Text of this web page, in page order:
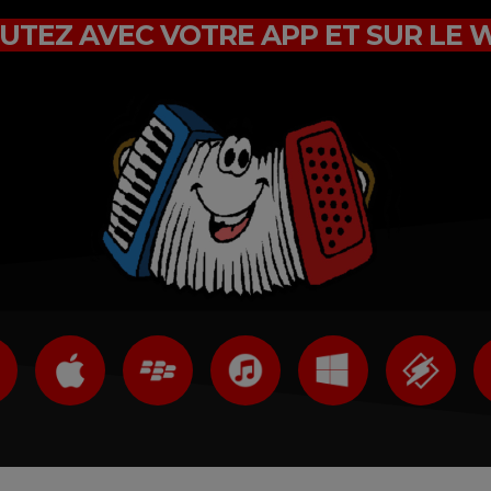
AVEC VOTRE APP ET SUR LE